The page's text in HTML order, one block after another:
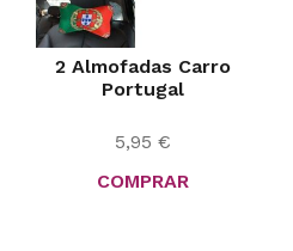
2 Almofadas Carro
Portugal
5,95 €
COMPRAR